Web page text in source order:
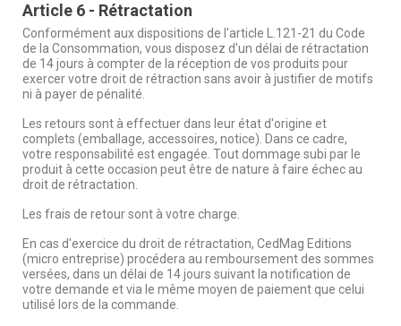
Article 6 - Rétractation
Conformément aux dispositions de l'article L.121-21 du Code
de la Consommation, vous disposez d'un délai de rétractation
de 14 jours à compter de la réception de vos produits pour
exercer votre droit de rétraction sans avoir à justifier de motifs
ni à payer de pénalité.
Les retours sont à effectuer dans leur état d'origine et
complets (emballage, accessoires, notice). Dans ce cadre,
votre responsabilité est engagée. Tout dommage subi par le
produit à cette occasion peut être de nature à faire échec au
droit de rétractation.
Les frais de retour sont à votre charge.
En cas d'exercice du droit de rétractation, CedMag Editions
(micro entreprise) procédera au remboursement des sommes
versées, dans un délai de 14 jours suivant la notification de
votre demande et via le même moyen de paiement que celui
utilisé lors de la commande.